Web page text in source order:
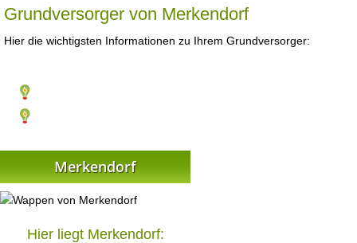
Grundversorger von Merkendorf
Hier die wichtigsten Informationen zu Ihrem Grundversorger:
Merkendorf
Hier liegt Merkendorf: